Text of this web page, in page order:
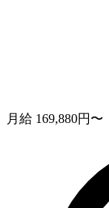
月給 169,880円〜